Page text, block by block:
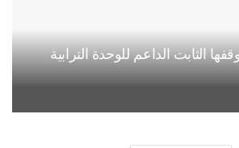
الثابت الداعم للوحدة الترابية